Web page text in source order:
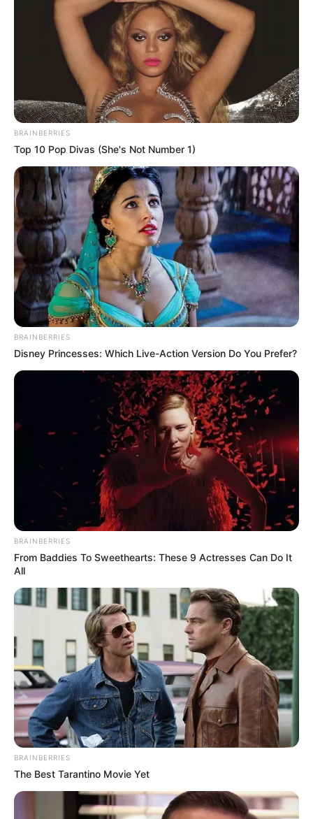
BRAINBERRIES
Top 10 Pop Divas (She's Not Number 1)
BRAINBERRIES
Disney Princesses: Which Live-Action Version Do You Prefer?
BRAINBERRIES
From Baddies To Sweethearts: These 9 Actresses Can Do It
All
BRAINBERRIES
The Best Tarantino Movie Yet